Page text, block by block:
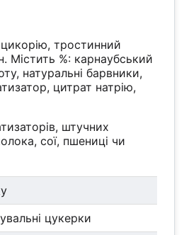
тростинний
Містить %: карнаубський
натуральні барвники,
цитрат натрію,
штучних
сої, пшениці чи
цукерки